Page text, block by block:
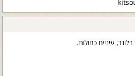
עיניים כחולות.